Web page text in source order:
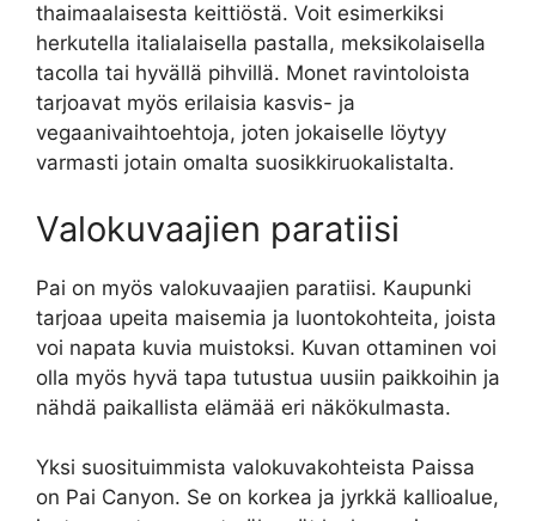
thaimaalaisesta keittiöstä. Voit esimerkiksi
herkutella italialaisella pastalla, meksikolaisella
tacolla tai hyvällä pihvillä. Monet ravintoloista
tarjoavat myös erilaisia kasvis- ja
vegaanivaihtoehtoja, joten jokaiselle löytyy
varmasti jotain omalta suosikkiruokalistalta.
Valokuvaajien paratiisi
Pai on myös valokuvaajien paratiisi. Kaupunki
tarjoaa upeita maisemia ja luontokohteita, joista
voi napata kuvia muistoksi. Kuvan ottaminen voi
olla myös hyvä tapa tutustua uusiin paikkoihin ja
nähdä paikallista elämää eri näkökulmasta.
Yksi suosituimmista valokuvakohteista Paissa
on Pai Canyon. Se on korkea ja jyrkkä kallioalue,